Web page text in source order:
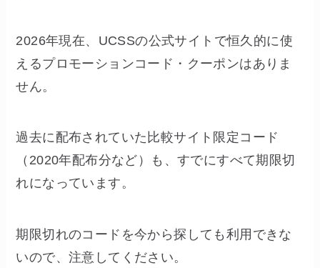
2026年現在、UCSSの公式サイトで恒久的に使
えるプロモーションコード・クーポンはありま
せん。
過去に配布されていた比較サイト限定コード
（2020年配布分など）も、すでにすべて期限切
れになっています。
期限切れのコードを今から探しても利用できな
いので、注意してください。